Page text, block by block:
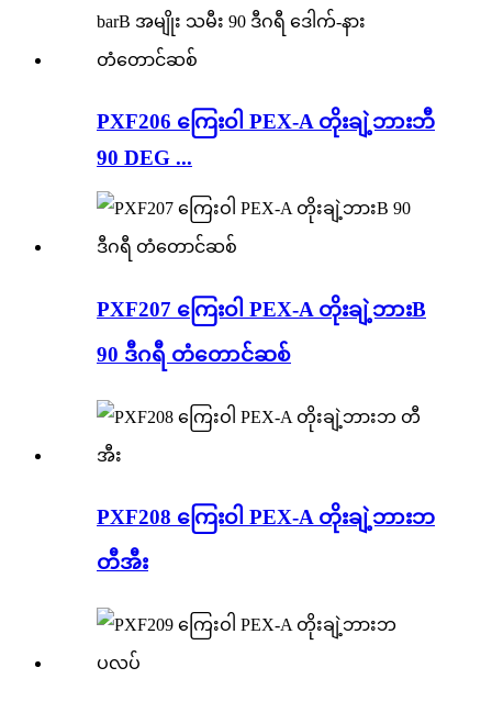
PXF206 ကြေးဝါ PEX-A တိုးချဲ့ဘားဘီ
90 DEG ...
PXF207 ကြေးဝါ PEX-A တိုးချဲ့ဘားB
90 ဒီဂရီ တံတောင်ဆစ်
PXF208 ကြေးဝါ PEX-A တိုးချဲ့ဘားဘ
တီအီး